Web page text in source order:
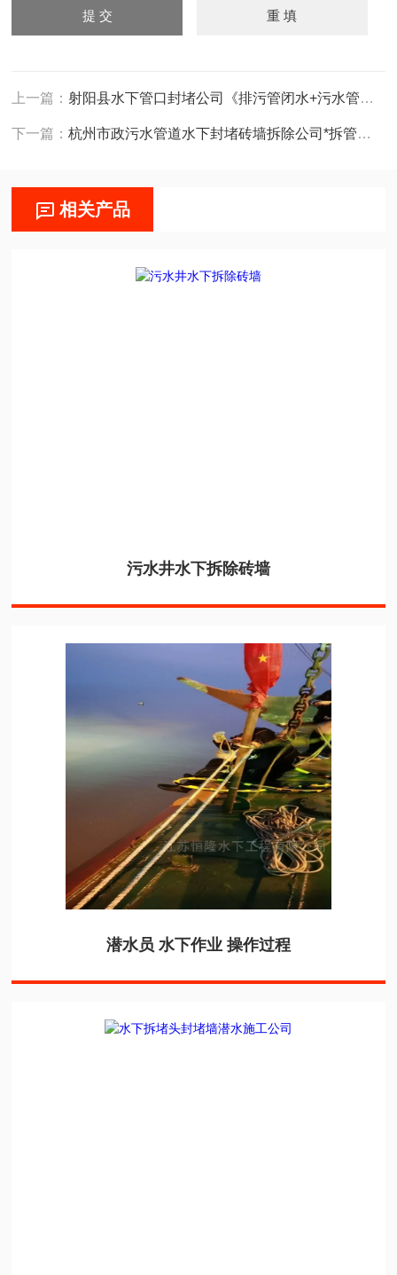
上一篇： 射阳县水下管口封堵公司《排污管闭水+污水管封堵》
下一篇：杭州市政污水管道水下封堵砖墙拆除公司*拆管堵施工队
相关产品
污水井水下拆除砖墙
潜水员 水下作业 操作过程